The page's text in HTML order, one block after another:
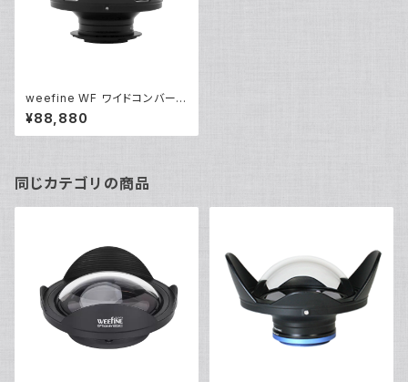
weefine WF ワイドコンバー
ジョンレンズUWL-24M52BY
[21784]
¥88,880
同じカテゴリの商品